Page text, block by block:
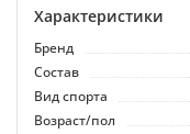
Характеристики
Бренд
Состав
Вид спорта
Возраст/пол